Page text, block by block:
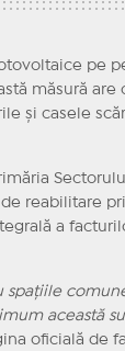
pe
măsură
și casele
reabilitare
a
această
oficială de